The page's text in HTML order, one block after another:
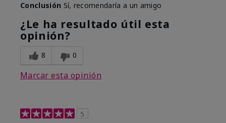
Conclusión Sí, recomendaría a un amigo
¿Le ha resultado útil esta
opinión?
8 0
Marcar esta opinión
5